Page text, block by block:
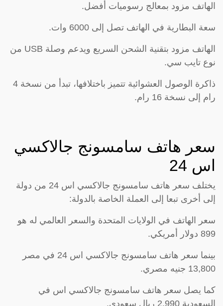
الهاتف مزود بمعالج رسوميات أفضل.
سعة البطارية في الهاتف تصل إلى 6000 وات.
الهاتف مزود بتقنية الشحن السريع ويدعم وصلة USB من
نوع تايب سي.
ذاكرة الوصول العشوائية تتميز باختلافها، تبدأ من نسخة 4
رام إلى نسخة 16 رام.
سعر هاتف سامسونج جالاكسي
اس 24
يختلف سعر هاتف سامسونج جالاكسي اس 24 من دولة
إلى أخرى تبعا إلى العملة الخاصة بالدولة:
سعر الهاتف في الولايات المتحدة والسعر العالمي له هو
899 دولار أمريكي.
بينما سعر هاتف سامسونج جالاكسي اس 24 في مصر
13,800 جنيه مصري.
كما يصل سعر هاتف سامسونج جالاكسي اس في
السعودية 2,990 ريال سعودي.